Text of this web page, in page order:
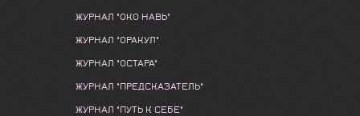
ЖУРНАЛ "ОКО НАВЬ"
ЖУРНАЛ "ОРАКУЛ"
ЖУРНАЛ "ОСТАРА"
ЖУРНАЛ "ПРЕДСКАЗАТЕЛЬ"
ЖУРНАЛ "ПУТЬ К СЕБЕ"